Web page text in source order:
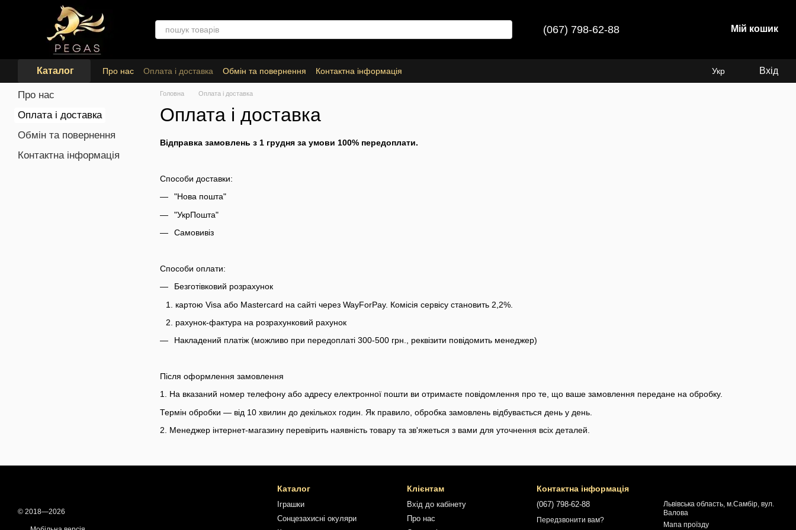
Перейти до основного контенту
(067) 798-62-88 Мій кошик
Каталог Про нас Оплата і доставка Обмін та повернення Контактна інформація Укр Вхід
Головна Оплата і доставка
Оплата і доставка
Відправка замовлень з 1 грудня за умови 100% передоплати.
Способи доставки:
"Нова пошта"
"УкрПошта"
Самовивіз
Способи оплати:
Безготівковий розрахунок
картою Visa або Mastercard на сайті через WayForPay. Комісія сервісу становить 2,2%.
рахунок-фактура на розрахунковий рахунок
Накладений платіж (можливо при передоплаті 300-500 грн., реквізити повідомить менеджер)
Після оформлення замовлення
1. На вказаний номер телефону або адресу електронної пошти ви отримаєте повідомлення про те, що ваше замовлення передане на обробку.
Термін обробки — від 10 хвилин до декількох годин. Як правило, обробка замовлень відбувається день у день.
2. Менеджер інтернет-магазину перевірить наявність товару та зв'яжеться з вами для уточнення всіх деталей.
Про нас
Оплата і доставка
Обмін та повернення
Контактна інформація
© 2018—2026
Каталог
Іграшки
Сонцезахисні окуляри
Клієнтам
Вхід до кабінету
Про нас
Контактна інформація
(067) 798-62-88
Передзвонити вам?
Львівська область, м.Самбір, вул.
Валова
Мапа проїзду